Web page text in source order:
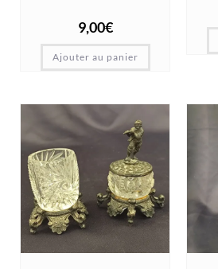
9,00€
Ajouter au panier